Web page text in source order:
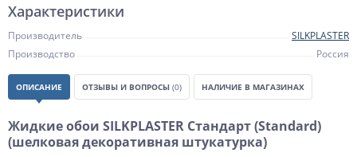
Характеристики
Производитель
SILKPLASTER
Производство
Россия
ОПИСАНИЕ ОТЗЫВЫ И ВОПРОСЫ (0) НАЛИЧИЕ В МАГАЗИНАХ
Жидкие обои SILKPLASTER Стандарт (Standard)
(шелковая декоративная штукатурка)